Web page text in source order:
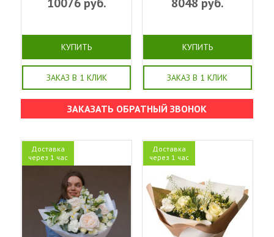
10076руб.
КУПИТЬ
ЗАКАЗ В 1 КЛИК
8048 руб.
КУПИТЬ
ЗАКАЗ В 1 КЛИК
ЗАКАЗАТЬ ОБРАТНЫЙ ЗВОНОК
Доставка
через 1 час
Доставка
через 1 час